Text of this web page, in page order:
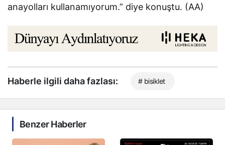
anayolları kullanamıyorum.” diye konuştu. (AA)
Haberle ilgili daha fazlası: # bisiklet
Benzer Haberler